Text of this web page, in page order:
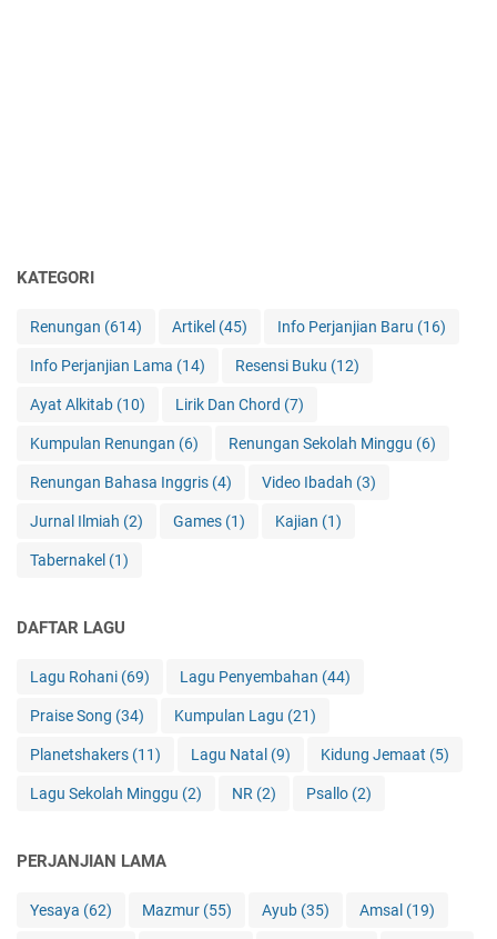
KATEGORI
Renungan (614) Artikel (45) Info Perjanjian Baru (16)
Info Perjanjian Lama (14) Resensi Buku (12)
Ayat Alkitab (10) Lirik Dan Chord (7)
Kumpulan Renungan (6) Renungan Sekolah Minggu (6)
Renungan Bahasa Inggris (4) Video Ibadah (3)
Jurnal Ilmiah (2) Games (1) Kajian (1)
Tabernakel (1)
DAFTAR LAGU
Lagu Rohani (69) Lagu Penyembahan (44)
Praise Song (34) Kumpulan Lagu (21)
Planetshakers (11) Lagu Natal (9) Kidung Jemaat (5)
Lagu Sekolah Minggu (2) NR (2) Psallo (2)
PERJANJIAN LAMA
Yesaya (62) Mazmur (55) Ayub (35) Amsal (19)